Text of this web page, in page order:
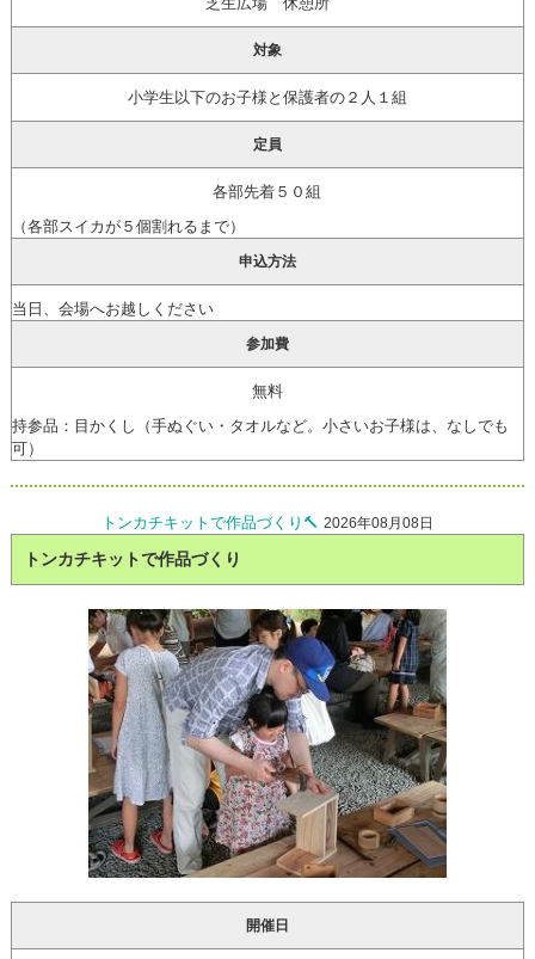
対象
小学生以下のお子様と保護者の２人１組
定員
各部先着５０組
（各部スイカが５個割れるまで）
申込方法
当日、会場へお越しください
参加費
無料
持参品：目かくし（手ぬぐい・タオルなど。小さいお子様は、なしでも
可）
トンカチキットで作品づくり🔨 2026年08月08日
トンカチキットで作品づくり
開催日